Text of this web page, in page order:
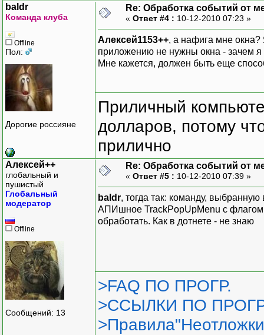
baldr
Команда клуба
Offline
Пол:
Дорогие россияне
Re: Обработка событий от
« Ответ #4 : 10-12-2010 07:23 »
Алексей1153++, а нафига мне
приложению не нужны окна - зачем я
Мне кажется, должен быть еще
Приличный
долларов, потому
прилично
Алексей++
глобальный и
пушистый
Глобальный
модератор
Offline
Сообщений: 13
Re: Обработка событий от
« Ответ #5 : 10-12-2010 07:39 »
baldr, тогда так: команду,
АПИшное TrackPopUpMenu с
обработать. Как в дотнете - не знаю
>FAQ ПО ПРОГР.
>ССЫЛКИ ПО